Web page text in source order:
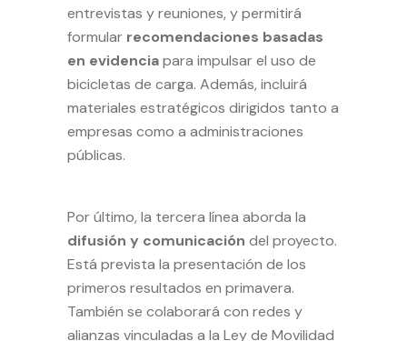
entrevistas y reuniones, y permitirá
formular recomendaciones basadas
en evidenciapara impulsar el uso de
bicicletas de carga. Además, incluirá
materiales estratégicos dirigidos tanto a
empresas como a administraciones
públicas.
Por último, la tercera línea aborda la
difusión y comunicación del proyecto.
Está prevista la presentación de los
primeros resultados en primavera.
También se colaborará con redes y
alianzas vinculadas a la Ley de Movilidad